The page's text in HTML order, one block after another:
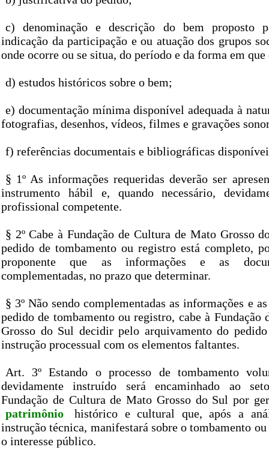
c) denominação e descrição do bem proposto
indicação da participação e ou atuação dos grupos
onde ocorre ou se situa, do período e da forma em
d) estudos históricos sobre o bem;
e) documentação mínima disponível adequada à
fotografias, desenhos, vídeos, filmes e gravações
f) referências documentais e bibliográficas
§ 1º As informações requeridas deverão ser
instrumento hábil e, quando necessário,
profissional competente.
§ 2º Cabe à Fundação de Cultura de Mato Grosso
pedido de tombamento ou registro está completo,
proponente que as informações e as
complementadas, no prazo que determinar.
§ 3º Não sendo complementadas as informações e
pedido de tombamento ou registro, cabe à Fundação
Grosso do Sul decidir pelo arquivamento do
instrução processual com os elementos faltantes.
Art. 3º Estando o processo de tombamento
devidamente instruído será encaminhado ao
Fundação de Cultura de Mato Grosso do Sul por
patrimônio
histórico e cultural que, após a
instrução técnica, manifestará sobre o tombamento
o interesse público.